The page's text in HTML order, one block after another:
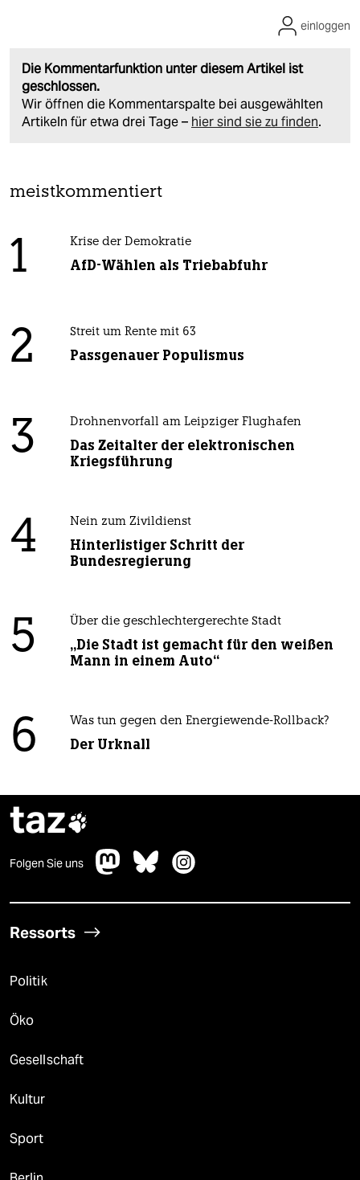
Die Kommentarfunktion unter diesem Artikel ist
geschlossen.
Wir öffnen die Kommentarspalte bei ausgewählten
Artikeln für etwa drei Tage – hier sind sie zu finden.
einloggen
meistkommentiert
1 Krise der Demokratie
AfD-Wählen als Triebabfuhr
2 Streit um Rente mit 63
Passgenauer Populismus
3 Drohnenvorfall am Leipziger Flughafen
Das Zeitalter der elektronischen
Kriegsführung
4 Nein zum Zivildienst
Hinterlistiger Schritt der
Bundesregierung
5 Über die geschlechtergerechte Stadt
„Die Stadt ist gemacht für den weißen
Mann in einem Auto“
6 Was tun gegen den Energiewende-Rollback?
Der Urknall
taz
Folgen Sie uns
Ressorts
Politik
Öko
Gesellschaft
Kultur
Sport